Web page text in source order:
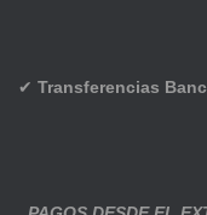
✔ Transferencias